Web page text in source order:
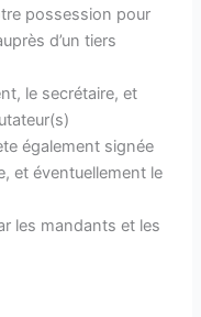
possession pour
d’un tiers
le secrétaire, et
également signée
et éventuellement le
les mandants et les